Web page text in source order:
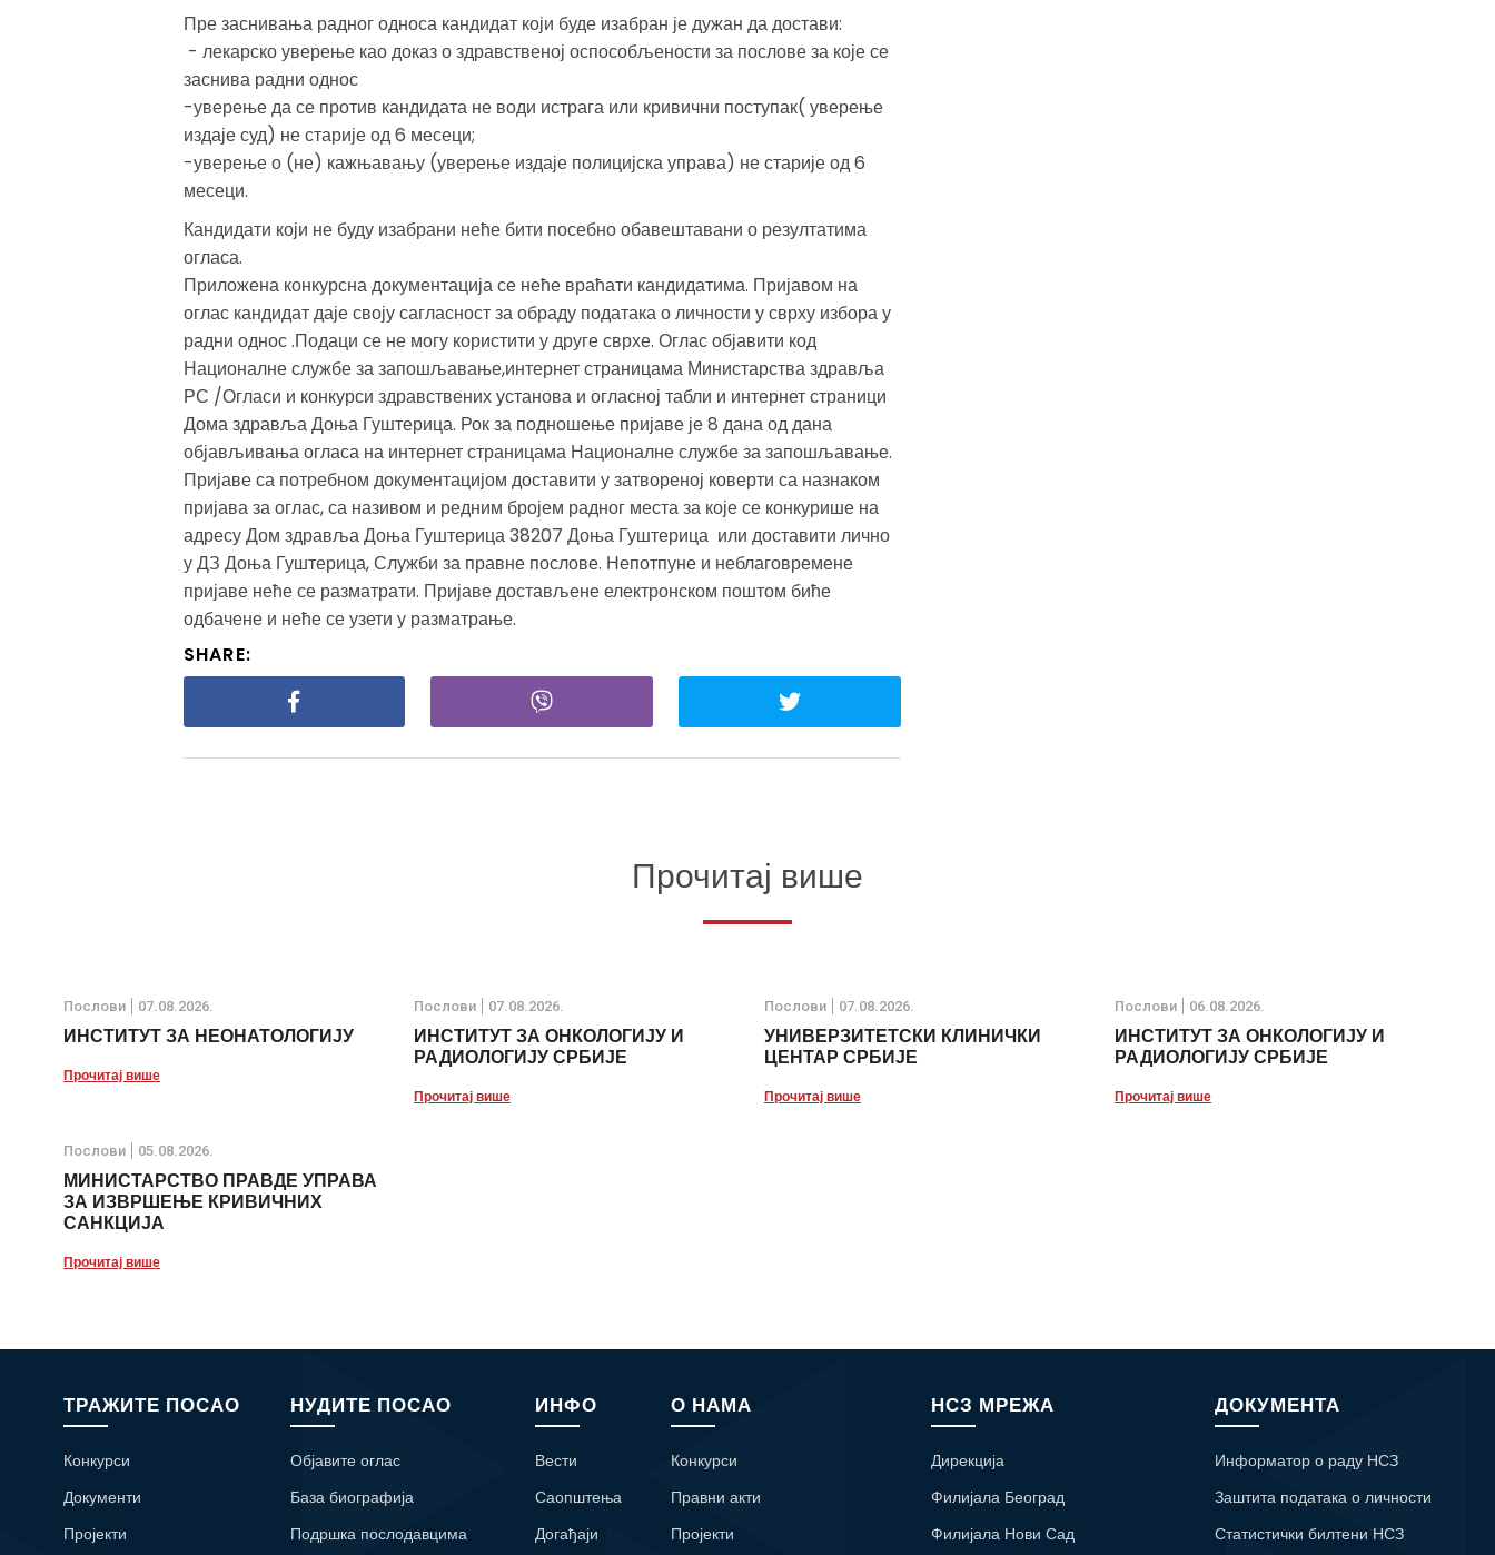
Пре заснивања радног односа кандидат који буде изабран је дужан да достави:
- лекарско уверење као доказ о здравственој оспособљености за послове за које се
заснива радни однос
-уверење да се против кандидата не води истрага или кривични поступак( уверење
издаје суд) не старије од 6 месеци;
-уверење о (не) кажњавању (уверење издаје полицијска управа) не старије од 6
месеци.
Кандидати који не буду изабрани неће бити посебно обавештавани о резултатима
огласа.
Приложена конкурсна документација се неће враћати кандидатима. Пријавом на
оглас кандидат даје своју сагласност за обраду података о личности у сврху избора у
радни однос .Подаци се не могу користити у друге сврхе. Оглас објавити код
Националне службе за запошљавање,интернет страницама Министарства здравља
РС /Огласи и конкурси здравствених установа и огласној табли и интернет страници
Дома здравља Доња Гуштерица. Рок за подношење пријаве је 8 дана од дана
објављивања огласа на интернет страницама Националне службе за запошљавање.
Пријаве са потребном документацијом доставити у затвореној коверти са назнаком
пријава за оглас, са називом и редним бројем радног места за које се конкурише на
адресу Дом здравља Доња Гуштерица 38207 Доња Гуштерица или доставити лично
у ДЗ Доња Гуштерица, Служби за правне послове. Непотпуне и неблаговремене
пријаве неће се разматрати. Пријаве достављене електронском поштом биће
одбачене и неће се узети у разматрање.
SHARE:
Прочитај више
Послови 07.08.2026.
ИНСТИТУТ ЗА НЕОНАТОЛОГИЈУ
Прочитај више
Послови 07.08.2026.
ИНСТИТУТ ЗА ОНКОЛОГИЈУ И
РАДИОЛОГИЈУ СРБИЈЕ
Прочитај више
Послови 07.08.2026.
УНИВЕРЗИТЕТСКИ КЛИНИЧКИ
ЦЕНТАР СРБИЈЕ
Прочитај више
Послови 06.08.2026.
ИНСТИТУТ ЗА ОНКОЛОГИЈУ И
РАДИОЛОГИЈУ СРБИЈЕ
Прочитај више
Послови 05.08.2026.
МИНИСТАРСТВО ПРАВДЕ УПРАВА
ЗА ИЗВРШЕЊЕ КРИВИЧНИХ
САНКЦИЈА
Прочитај више
ТРАЖИТЕ ПОСАО
Конкурси
Документи
Пројекти
НУДИТЕ ПОСАО
Објавите оглас
База биографија
Подршка послодавцима
ИНФО
Вести
Саопштења
Догађаји
О НАМА
Конкурси
Правни акти
Пројекти
НСЗ МРЕЖА
Дирекција
Филијала Београд
Филијала Нови Сад
ДОКУМЕНТА
Информатор о раду НСЗ
Заштита података о личности
Статистички билтени НСЗ